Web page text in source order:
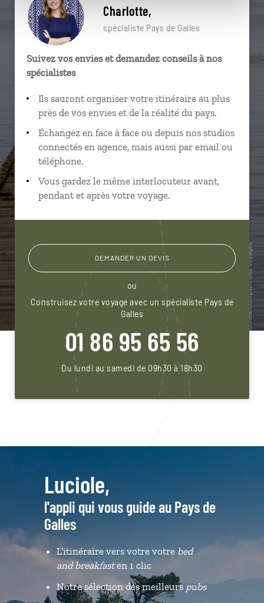
Charlotte,
spécialiste Pays de Galles
Suivez vos envies et demandez conseils à nos
spécialistes
Ils sauront organiser votre itinéraire au plus
près de vos envies et de la réalité du pays.
Échangez en face à face ou depuis nos studios
connectés en agence, mais aussi par email ou
téléphone.
Vous gardez le même interlocuteur avant,
pendant et après votre voyage.
DEMANDER UN DEVIS
ou
Construisez votre voyage avec un spécialiste Pays de
Galles
01 86 95 65 56
Du lundi au samedi de 09h30 à 18h30
Luciole,
l'appli qui vous guide au Pays de
Galles
L’itinéraire vers votre votre bed
and breakfast en 1 clic
Notre sélection des meilleurspubs